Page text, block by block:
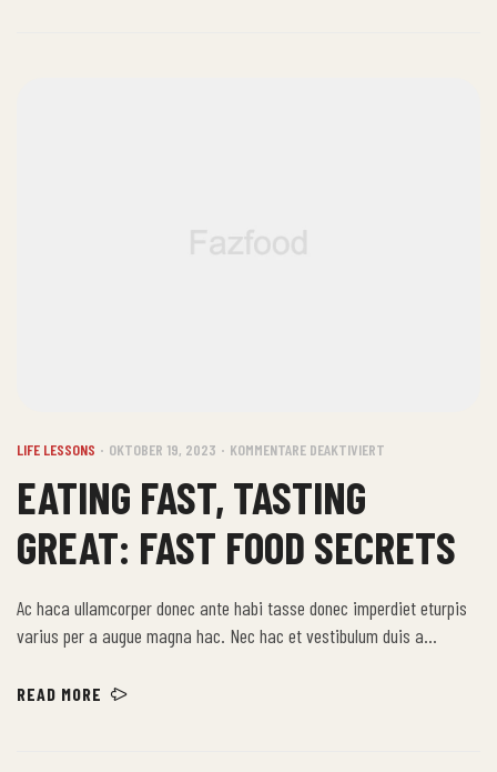
LIFE LESSONS OKTOBER 19, 2023 KOMMENTARE DEAKTIVIERT
EATING FAST, TASTING
GREAT: FAST FOOD SECRETS
Ac haca ullamcorper donec ante habi tasse donec imperdiet eturpis
varius per a augue magna hac. Nec hac et vestibulum duis a
himenaeos nunc torquent euismod adipiscing adipiscing dui gravida
READ MORE